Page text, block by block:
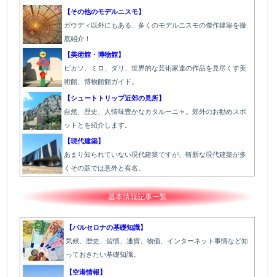
【その他のモデルニスモ】
ガウディ以外にもある、多くのモデルニスモの傑作建築を徹
底紹介！
【美術館・博物館】
ピカソ、ミロ、ダリ、世界的な芸術家達の作品を見尽くす美
術館、博物館館ガイド。
【シュートトリップ近郊の見所】
自然、歴史、人情味豊かなカタルーニャ。郊外のお勧めスポ
ットとを紹介します。
【現代建築】
あまり知られていない現代建築ですが、斬新な現代建築が多
くその筋では意外と有名。
基本情報記事一覧
【バルセロナの基礎知識】
気候、歴史、習慣、通貨、物価、インターネット事情など知
っておきたい基礎知識。
【空港情報】